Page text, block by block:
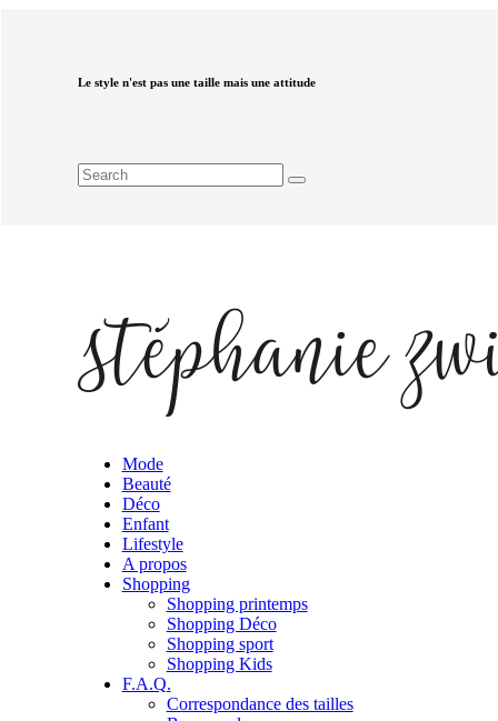
Le style n'est pas une taille mais une attitude
Mode
Beauté
Déco
Enfant
Lifestyle
A propos
Shopping
Shopping printemps
Shopping Déco
Shopping sport
Shopping Kids
F.A.Q.
Correspondance des tailles